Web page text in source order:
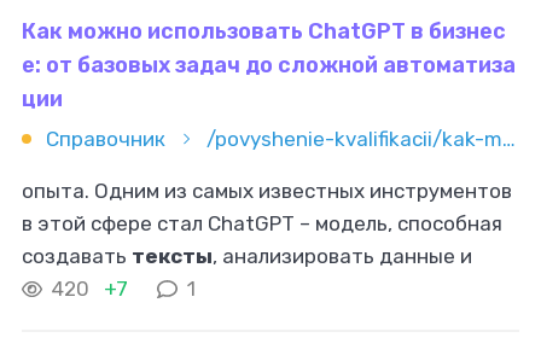
Как можно использовать ChatGPT в бизнес
е: от базовых задач до сложной автоматиза
ции
Справочник /povyshenie-kvalifikacii/kak-mojno-ispolzovat-chatgpt-v-biznese-ot-bazovyh-zadach-do-sloj
опыта. Одним из самых известных инструментов
в этой сфере стал ChatGPT – модель, способная
создавать тексты, анализировать данные и
давать рекомендации. В этой статье разберём,
420 +7 1